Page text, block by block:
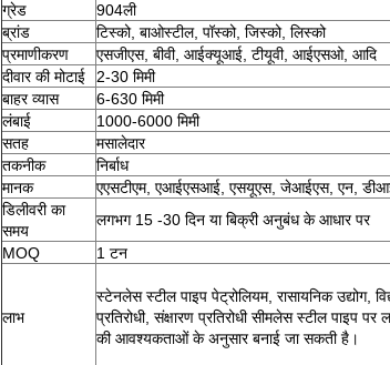
ग्रेड
904ली
ब्रांड
टिस्को, बाओस्टील, पॉस्को, जिस्को, लिस्को
प्रमाणीकरण
एसजीएस, बीवी, आईक्यूआई, टीयूवी, आईएसओ, आदि
दीवार की मोटाई
2-30 मिमी
बाहर व्यास
6-630 मिमी
लंबाई
1000-6000 मिमी
सतह
मसालेदार
तकनीक
निर्बाध
मानक
एएसटीएम, एआईएसआई, एसयूएस, जेआईएस, एन,
डिलीवरी का
समय
लगभग 15 -30 दिन या बिक्री अनुबंध के आधार पर
MOQ
1 टन
लाभ
स्टेनलेस स्टील पाइप पेट्रोलियम, रासायनिक उद्योग,
प्रतिरोधी, संक्षारण प्रतिरोधी सीमलेस स्टील पाइप
की आवश्यकताओं के अनुसार बनाई जा सकती है।